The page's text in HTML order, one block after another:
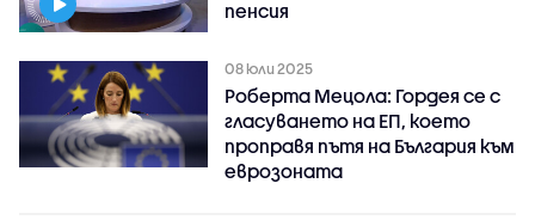
пенсия
08 юли 2025
Роберта Мецола: Гордея се с
гласуването на ЕП, което
проправя пътя на България към
еврозоната